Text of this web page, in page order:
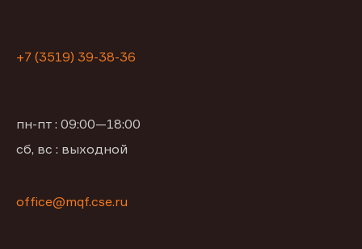
+7 (3519) 39-38-36
пн-пт : 09:00—18:00
сб, вс : выходной
office@mqf.cse.ru